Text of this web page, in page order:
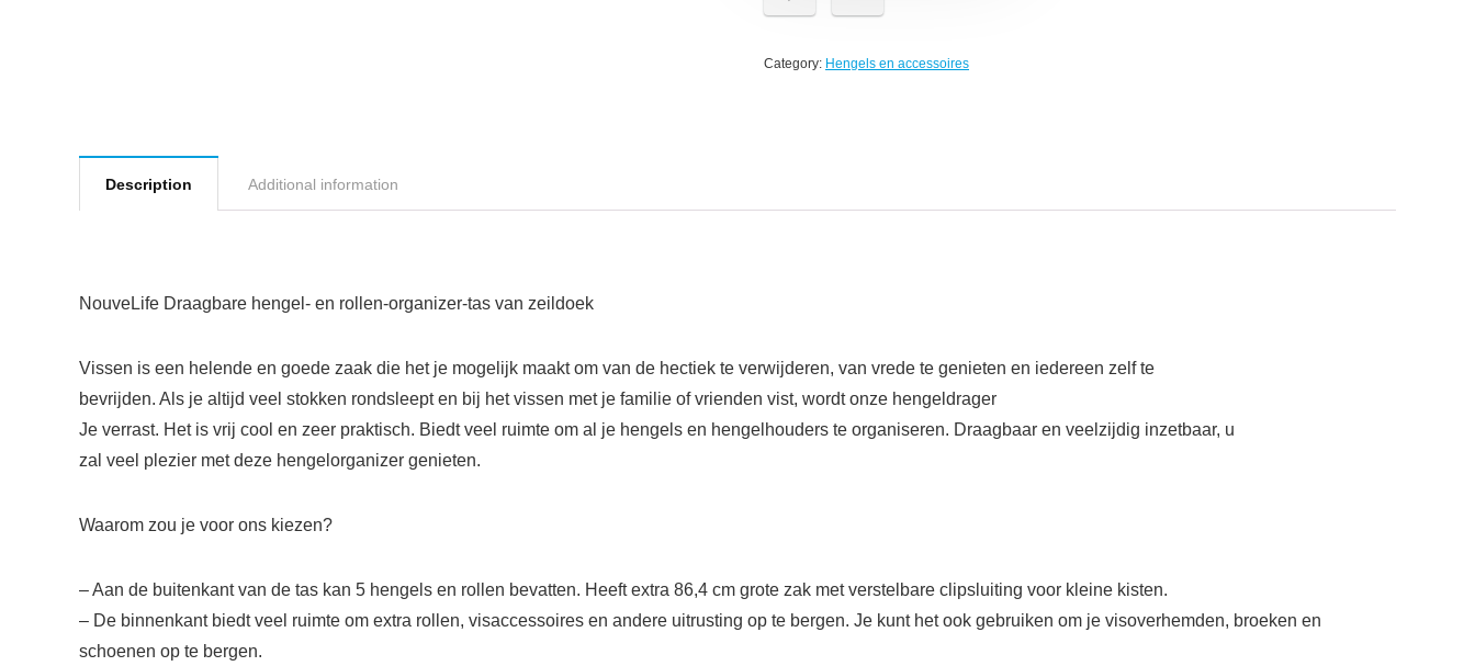
Category: Hengels en accessoires
Description Additional information
NouveLife Draagbare hengel- en rollen-organizer-tas van zeildoek
Vissen is een helende en goede zaak die het je mogelijk maakt om van de hectiek te verwijderen, van vrede te genieten en iedereen zelf te
bevrijden. Als je altijd veel stokken rondsleept en bij het vissen met je familie of vrienden vist, wordt onze hengeldrager
Je verrast. Het is vrij cool en zeer praktisch. Biedt veel ruimte om al je hengels en hengelhouders te organiseren. Draagbaar en veelzijdig inzetbaar, u
zal veel plezier met deze hengelorganizer genieten.
Waarom zou je voor ons kiezen?
– Aan de buitenkant van de tas kan 5 hengels en rollen bevatten. Heeft extra 86,4 cm grote zak met verstelbare clipsluiting voor kleine kisten.
– De binnenkant biedt veel ruimte om extra rollen, visaccessoires en andere uitrusting op te bergen. Je kunt het ook gebruiken om je visoverhemden, broeken en
schoenen op te bergen.